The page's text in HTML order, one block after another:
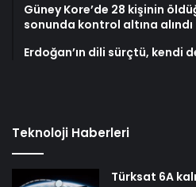
Güney Kore’de 28 kişinin
sonunda kontrol altına alındı
Erdoğan’ın dili sürçtü, kendi
Teknoloji Haberleri
Türksat 6A